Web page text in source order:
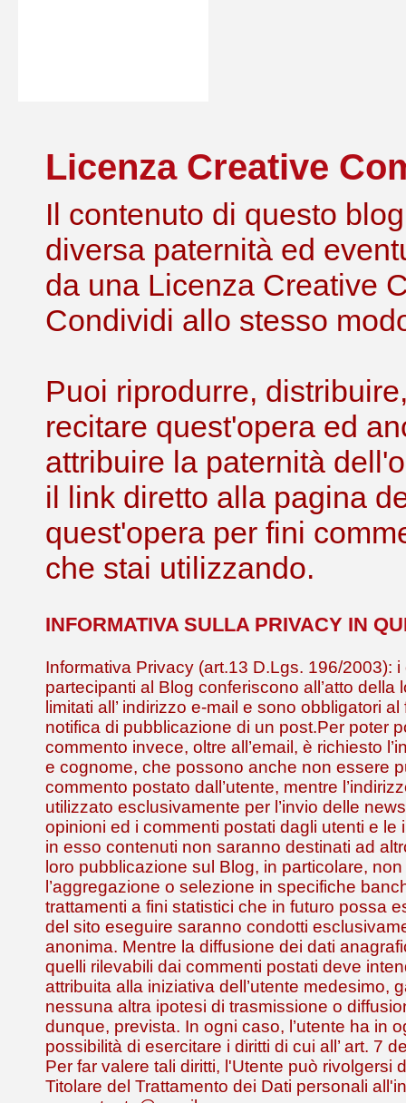
Licenza Creative
Il contenuto di questo
diversa paternità ed
da una Licenza Creative
Condividi allo stesso
Puoi riprodurre,
recitare quest'opera ed
attribuire la paternità
il link diretto alla pagina
quest'opera per fini
che stai utilizzando.
INFORMATIVA SULLA PRIVACY IN
Informativa Privacy (art.13 D.Lgs. 196/2003): i
partecipanti al Blog conferiscono all’atto della
limitati all’ indirizzo e-mail e sono obbligatori
notifica di pubblicazione di un post.Per poter
commento invece, oltre all’email, è richiesto
e cognome, che possono anche non essere
commento postato dall’utente, mentre
utilizzato esclusivamente per l’invio delle
opinioni ed i commenti postati dagli utenti e le
in esso contenuti non saranno destinati ad
loro pubblicazione sul Blog, in particolare,
l’aggregazione o selezione in specifiche
trattamenti a fini statistici che in futuro possa
del sito eseguire saranno condotti
anonima. Mentre la diffusione dei dati
quelli rilevabili dai commenti postati deve
attribuita alla iniziativa dell’utente medesimo,
nessuna altra ipotesi di trasmissione o
dunque, prevista. In ogni caso, l’utente ha in
possibilità di esercitare i diritti di cui all’ art. 7
Per far valere tali diritti, l'Utente può rivolgersi
Titolare del Trattamento dei Dati personali